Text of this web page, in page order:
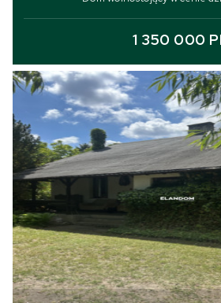
1 350 000